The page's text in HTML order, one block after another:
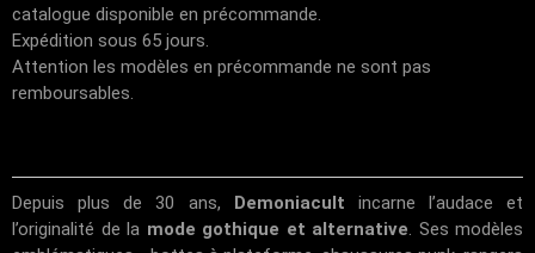
catalogue disponible en précommande.
Expédition sous 65 jours.
Attention les modèles en précommande ne sont pas
remboursables.
Depuis plus de 30 ans, Demoniacult incarne l’audace et
l’originalité de la mode gothique et alternative. Ses modèles